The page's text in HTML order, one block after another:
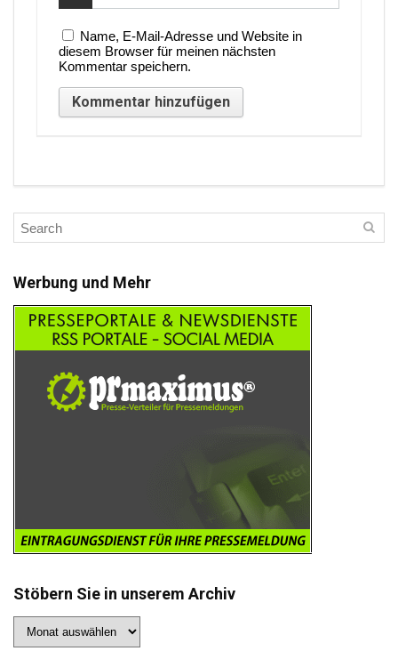
Name, E-Mail-Adresse und Website in
diesem Browser für meinen nächsten
Kommentar speichern.
Werbung und Mehr
Stöbern Sie in unserem Archiv
Sie